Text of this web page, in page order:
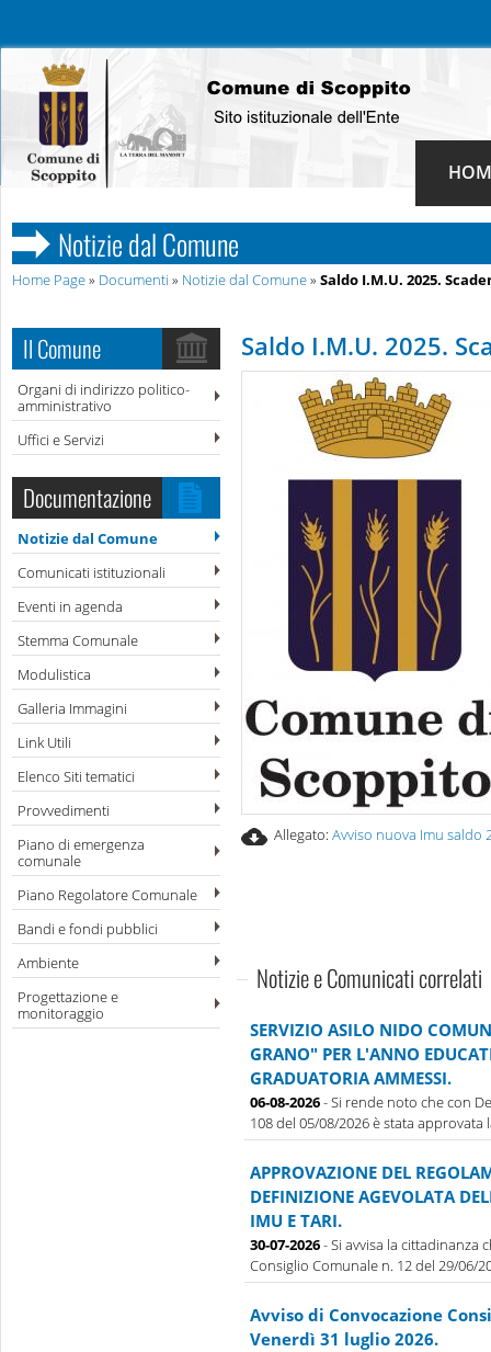
Notizie dal Comune
Home Page» Documenti » Notizie dal Comune» Saldo I.M.U. 2025.
Il Comune
Organi di indirizzo politico-
amministrativo
Uffici e Servizi
Documentazione
Notizie dal Comune
Comunicati istituzionali
Eventi in agenda
Stemma Comunale
Modulistica
Galleria Immagini
Link Utili
Elenco Siti tematici
Provvedimenti
Piano di emergenza
comunale
Piano Regolatore Comunale
Bandi e fondi pubblici
Ambiente
Progettazione e
monitoraggio
Saldo I.M.U. 2025.
Allegato: Avviso nuova Imu saldo
Notizie e Comunicati correlati
SERVIZIO ASILO NIDO
GRANO" PER L'ANNO
GRADUATORIA AMMESSI.
06-08-2026- Si rende noto che con
108 del 05/08/2026 è stata approvata
APPROVAZIONE DEL
DEFINIZIONE AGEVOLATA
IMU E TARI.
30-07-2026- Si avvisa la cittadinanza
Consiglio Comunale n. 12 del 29/06/
Avviso di Convocazione
Venerdì 31 luglio 2026.